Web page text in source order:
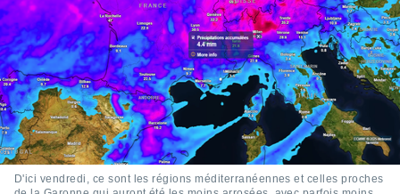
des
des
des
les
le
D'ici vendredi, ce sont les régions méditerranéennes et celles proches